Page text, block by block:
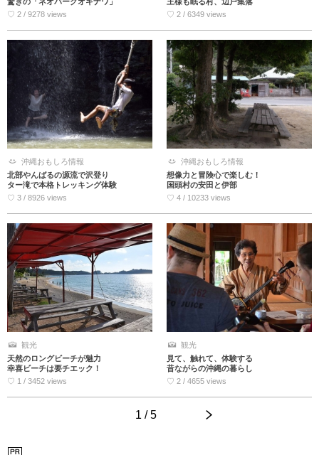
驚きの「ネオパークオキナワ」
♡ 2 / 9278 views
王様も眠る村、辺戸集落
♡ 2 / 6349 views
沖縄おもしろ情報
北部やんばるの源流で沢登り
ター滝で本格トレッキング体験
♡ 3 / 8926 views
沖縄おもしろ情報
想像力と冒険心で楽しむ！
国頭村の安田と伊部
♡ 4 / 10233 views
観光
天然のロングビーチが魅力
幸喜ビーチは要チエック！
♡ 1 / 3452 views
観光
見て、触れて、体験する
昔ながらの沖縄の暮らし
♡ 2 / 4655 views
1 / 5